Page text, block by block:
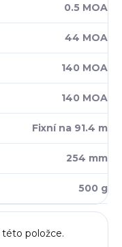
0.5 MOA
44 MOA
140 MOA
140 MOA
Fixní na 91.4 m
254 mm
500 g
položce.